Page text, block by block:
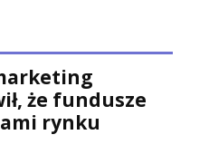
że fundusze
rynku